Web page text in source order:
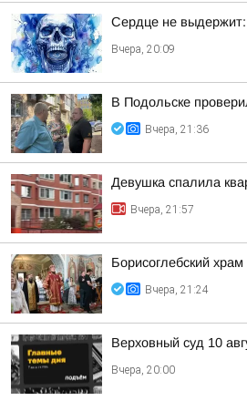
Сердце не выдержит:
Вчера, 20:09
В Подольске
Вчера, 21:36
Девушка спалила
Вчера, 21:57
Борисоглебский
Вчера, 21:24
Верховный суд 10
Вчера, 20:00